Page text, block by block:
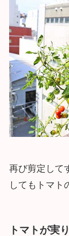
再び剪定して
してもトマト
トマトが実